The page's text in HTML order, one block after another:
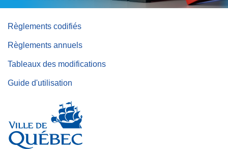
QUÉBEC
Règlements codifiés
Règlements annuels
Tableaux des modifications
Guide d'utilisation